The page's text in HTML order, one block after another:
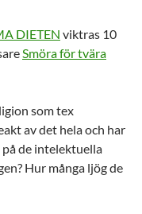
DIETEN viktras 10
Smöra för tvära
som tex
av det hela och har
de intelektuella
Hur många ljög de